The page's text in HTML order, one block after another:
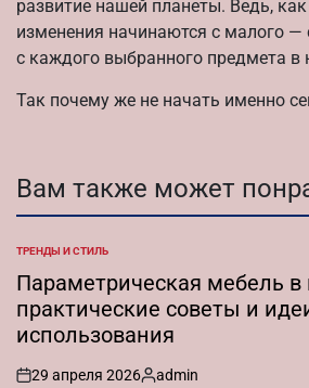
развитие нашей планеты. Ведь, как
изменения начинаются с малого —
с каждого выбранного предмета
Так почему же не начать именно
Вам также может
ОПУБЛИКОВАНО
В
ТРЕНДЫ И СТИЛЬ
Параметрическая мебель в
практические советы и
использования
on
29 апреля 2026
Запись
admin